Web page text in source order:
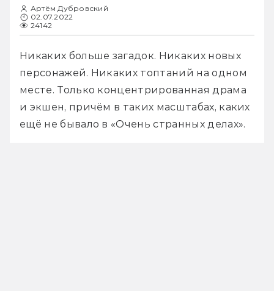
Артём Дубровский
02.07.2022
24142
Никаких больше загадок. Никаких новых
персонажей. Никаких топтаний на одном
месте. Только концентрированная драма
и экшен, причём в таких масштабах, каких
ещё не бывало в «Очень странных делах».